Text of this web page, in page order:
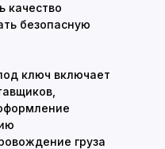
качество
безопасную
ключ включает
груза